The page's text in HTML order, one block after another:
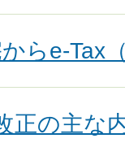
らe‐Tax
正の主な